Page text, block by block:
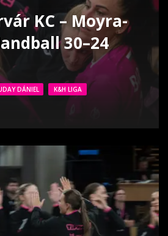
KC – Moyra-
30–24
DÁNIEL
K&H LIGA